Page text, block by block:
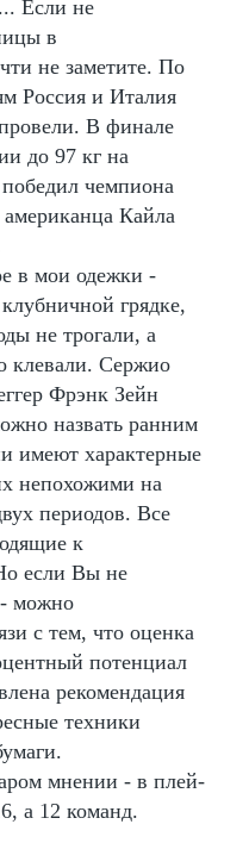
Если не
в
не заметите. По
Россия и Италия
В финале
до 97 кг на
чемпиона
Кайла
в мои одежки -
грядке,
не трогали, а
клевали. Сержио
Фрэнк Зейн
назвать ранним
имеют характерные
непохожими на
периодов. Все
к
если Вы не
- можно
с тем, что оценка
потенциал
рекомендация
техники
мнении - в плей-
а 12 команд.